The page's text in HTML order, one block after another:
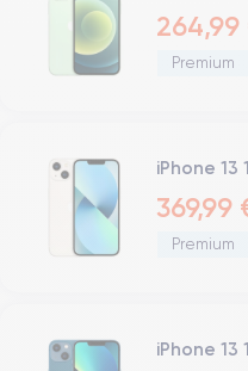
264,99
Premium
iPhone 13
369,99
Premium
iPhone 13